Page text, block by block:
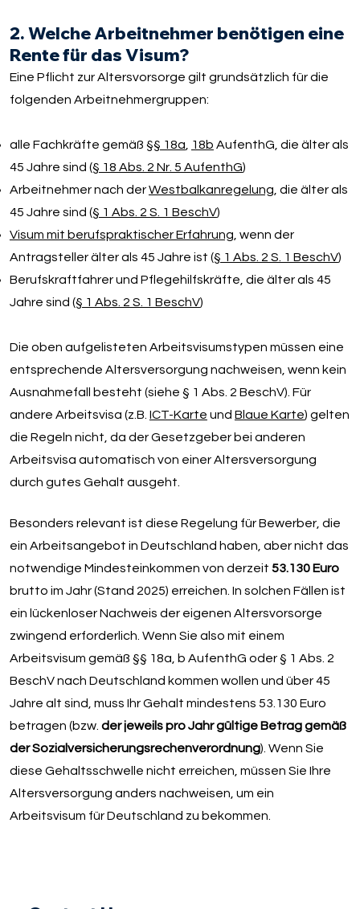
2. Welche Arbeitnehmer benötigen eine
Rente für das Visum?
Eine Pflicht zur Altersvorsorge gilt grundsätzlich für die
folgenden Arbeitnehmergruppen:
alle Fachkräfte gemäß §§ 18a 18b AufenthG, die älter als
45 Jahre sind (§ 18 Abs. 2 Nr. 5 AufenthG)
Arbeitnehmer nach derWestbalkanregelung , die älter als
45 Jahre sind (§ 1 Abs. 2 S. 1 BeschV)
Visum mit berufspraktischer Erfahrung , wenn der
Antragsteller älter als 45 Jahre ist (§ 1 Abs. 2 S. 1 BeschV)
Berufskraftfahrer und Pflegehilfskräfte, die älter als 45
Jahre sind (§ 1 Abs. 2 S. 1 BeschV)
Die oben aufgelisteten Arbeitsvisumstypen müssen eine
entsprechende Altersversorgung nachweisen, wenn kein
Ausnahmefall besteht (siehe § 1 Abs. 2 BeschV). Für
andere Arbeitsvisa (z.B. ICT-Karte und Blaue Karte) gelten
die Regeln nicht, da der Gesetzgeber bei anderen
Arbeitsvisa automatisch von einer Altersversorgung
durch gutes Gehalt ausgeht.
Besonders relevant ist diese Regelung für Bewerber, die
ein Arbeitsangebot in Deutschland haben, aber nicht das
notwendige Mindesteinkommen von derzeit 53.130 Euro
brutto im Jahr (Stand 2025) erreichen. In solchen Fällen ist
ein lückenloser Nachweis der eigenen Altersvorsorge
zwingend erforderlich. Wenn Sie also mit einem
Arbeitsvisum gemäß §§ 18a, b AufenthG oder § 1 Abs. 2
BeschV nach Deutschland kommen wollen und über 45
Jahre alt sind, muss Ihr Gehalt mindestens 53.130 Euro
betragen (bzw. der jeweils pro Jahr gültige Betrag gemäß
der Sozialversicherungsrechenverordnung). Wenn Sie
diese Gehaltsschwelle nicht erreichen, müssen Sie Ihre
Altersversorgung anders nachweisen, um ein
Arbeitsvisum für Deutschland zu bekommen.